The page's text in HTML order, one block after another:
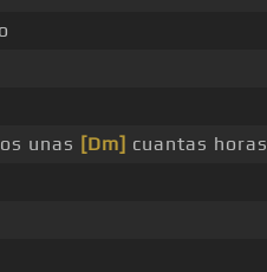
unas [Dm] cuantas horas